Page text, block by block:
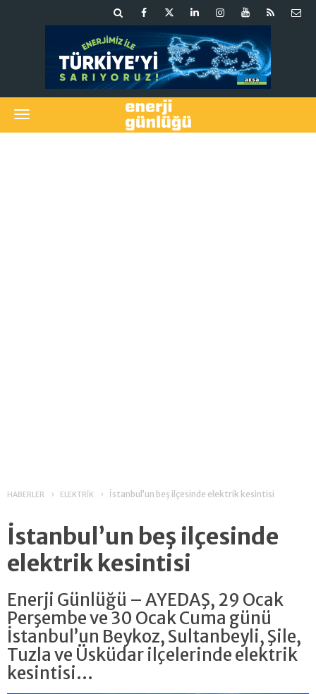
HABERLER ELEKTRİK İstanbul’un beş ilçesinde elektrik kesintisi
İstanbul’un beş ilçesinde
elektrik kesintisi
Enerji Günlüğü – AYEDAŞ, 29 Ocak
Perşembe ve 30 Ocak Cuma günü
İstanbul’un Beykoz, Sultanbeyli, Şile,
Tuzla ve Üsküdar ilçelerinde elektrik
kesintisi...